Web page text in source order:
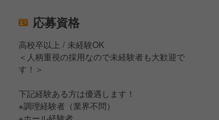
応募資格
高校卒以上 / 未経験OK
＜人柄重視の採用なので未経験者も大歓迎で
す！＞
下記経験ある方は優遇します！
※調理経験者（業界不問）